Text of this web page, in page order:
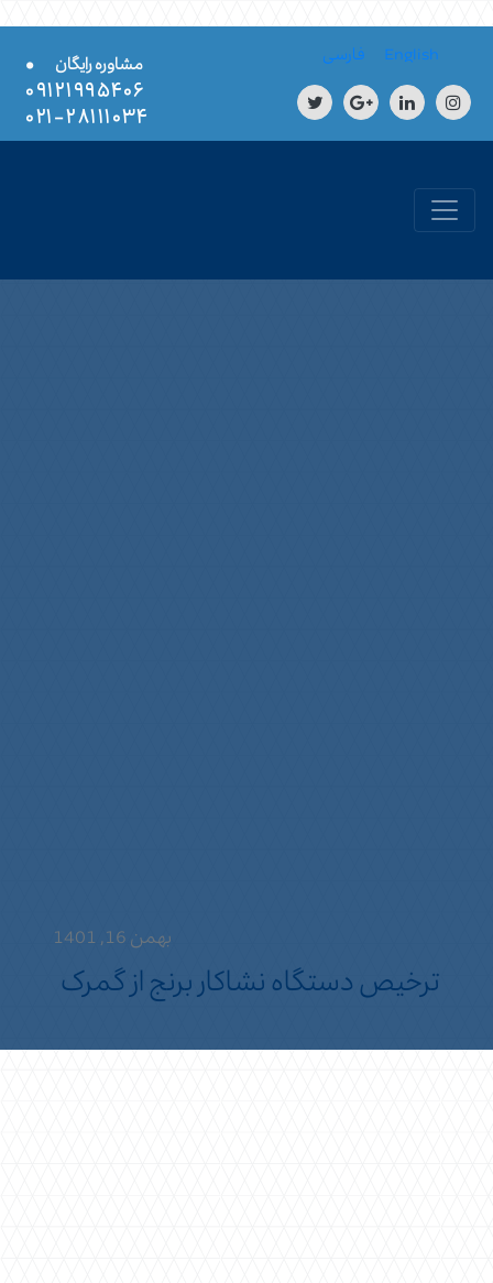
English فارسی مشاوره رایگان
•
۰۹۱۲۱۹۹۵۴۰۶
۲۸۱۱۱۰۳۴-۰۲۱
بهمن 16, 1401
ترخیص دستگاه نشاکار برنج از گمرک